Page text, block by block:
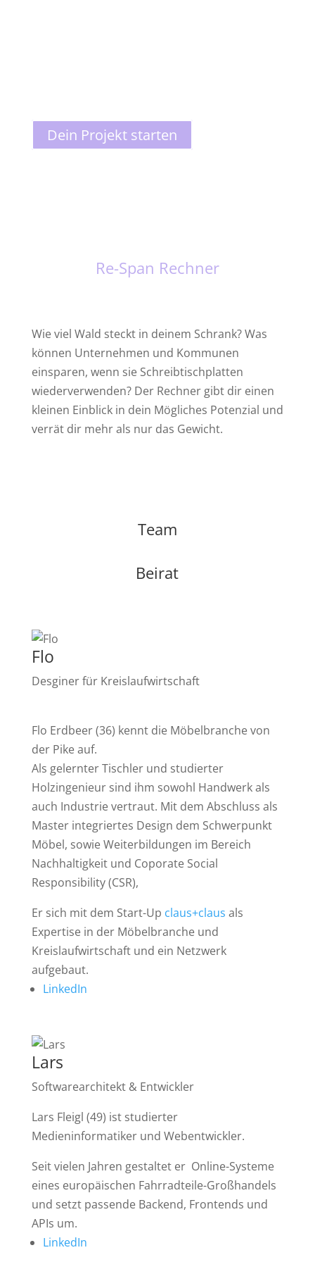
Dein Projekt starten
Re-Span Rechner
Wie viel Wald steckt in deinem Schrank? Was
können Unternehmen und Kommunen
einsparen, wenn sie Schreibtischplatten
wiederverwenden? Der Rechner gibt dir einen
kleinen Einblick in dein Mögliches Potenzial und
verrät dir mehr als nur das Gewicht.
Team
Beirat
Flo
Desginer für Kreislaufwirtschaft
Flo Erdbeer (36) kennt die Möbelbranche von
der Pike auf.
Als gelernter Tischler und studierter
Holzingenieur sind ihm sowohl Handwerk als
auch Industrie vertraut. Mit dem Abschluss als
Master integriertes Design dem Schwerpunkt
Möbel, sowie Weiterbildungen im Bereich
Nachhaltigkeit und Coporate Social
Responsibility (CSR),
Er sich mit dem Start-Up claus+claus als
Expertise in der Möbelbranche und
Kreislaufwirtschaft und ein Netzwerk
aufgebaut.
LinkedIn
Lars
Softwarearchitekt & Entwickler
Lars Fleigl (49) ist studierter
Medieninformatiker und Webentwickler.
Seit vielen Jahren gestaltet er Online-Systeme
eines europäischen Fahrradteile-Großhandels
und setzt passende Backend, Frontends und
APIs um.
LinkedIn